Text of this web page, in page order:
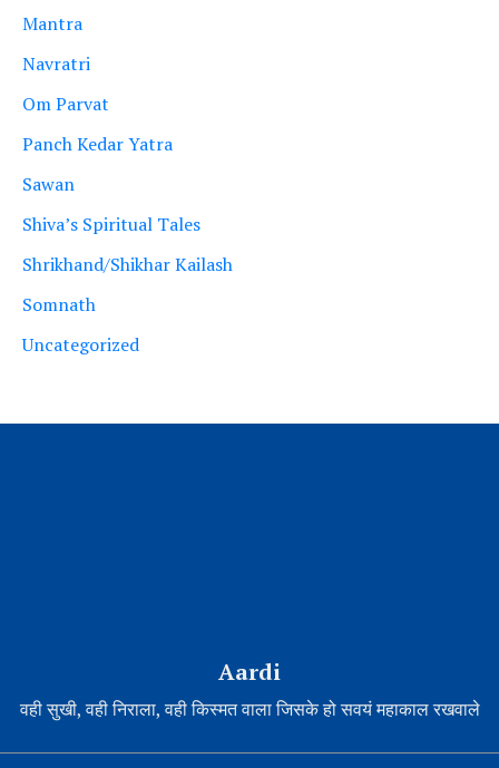
Mantra
Navratri
Om Parvat
Panch Kedar Yatra
Sawan
Shiva’s Spiritual Tales
Shrikhand/Shikhar Kailash
Somnath
Uncategorized
Aardi
वही सुखी, वही निराला, वही किस्मत वाला जिसके हो सवयं महाकाल रखवाले